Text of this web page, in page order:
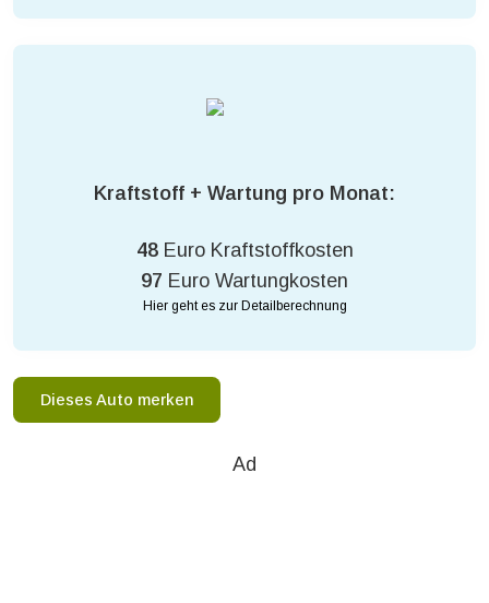
Kraftstoff + Wartung pro Monat:
48 Euro Kraftstoffkosten
97 Euro Wartungkosten
Hier geht es zur Detailberechnung
Dieses Auto merken
Ad